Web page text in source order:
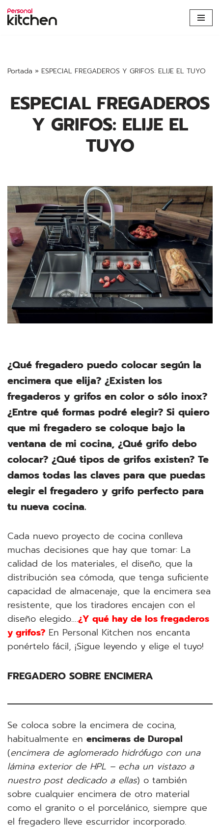
Saltar
Portada » ESPECIAL FREGADEROS Y GRIFOS: ELIJE EL TUYO
ESPECIAL FREGADEROS
Y GRIFOS: ELIJE EL
TUYO
¿Qué fregadero puedo colocar según la
encimera que elija? ¿Existen los
fregaderos y grifos en color o sólo inox?
¿Entre qué formas podré elegir? Si quiero
que mi fregadero se coloque bajo la
ventana de mi cocina, ¿Qué grifo debo
colocar? ¿Qué tipos de grifos existen? Te
damos todas las claves para que puedas
elegir el fregadero y grifo perfecto para
tu nueva cocina.
Cada nuevo proyecto de cocina conlleva
muchas decisiones que hay que tomar: La
calidad de los materiales, el diseño, que la
distribución sea cómoda, que tenga suficiente
capacidad de almacenaje, que la encimera sea
resistente, que los tiradores encajen con el
diseño elegido….¿Y qué hay de los fregaderos
y grifos? En Personal Kitchen nos encanta
ponértelo fácil, ¡Sigue leyendo y elige el tuyo!
FREGADERO SOBRE ENCIMERA
Se coloca sobre la encimera de cocina,
habitualmente en encimeras de Duropal
(encimera de aglomerado hidrófugo con una
lámina exterior de HPL – echa un vistazo a
nuestro post dedicado a ellas) o también
sobre cualquier encimera de otro material
como el granito o el porcelánico, siempre que
el fregadero lleve escurridor incorporado.